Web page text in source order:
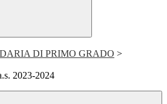
DI PRIMO GRADO >
2023-2024